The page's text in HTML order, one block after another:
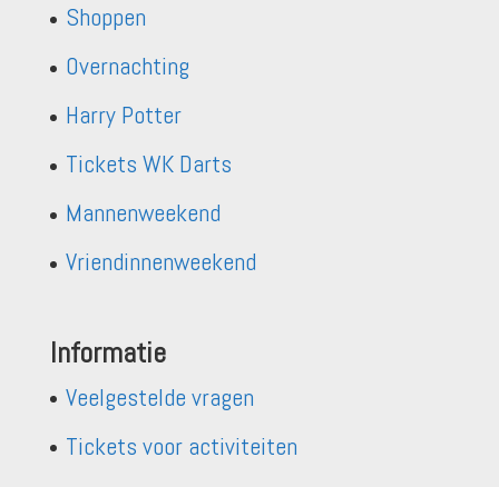
Shoppen
Overnachting
Harry Potter
Tickets WK Darts
Mannenweekend
Vriendinnenweekend
Informatie
Veelgestelde vragen
Tickets voor activiteiten